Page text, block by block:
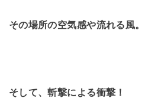
その場所の空気感や流れる風。
そして、斬撃による衝撃！